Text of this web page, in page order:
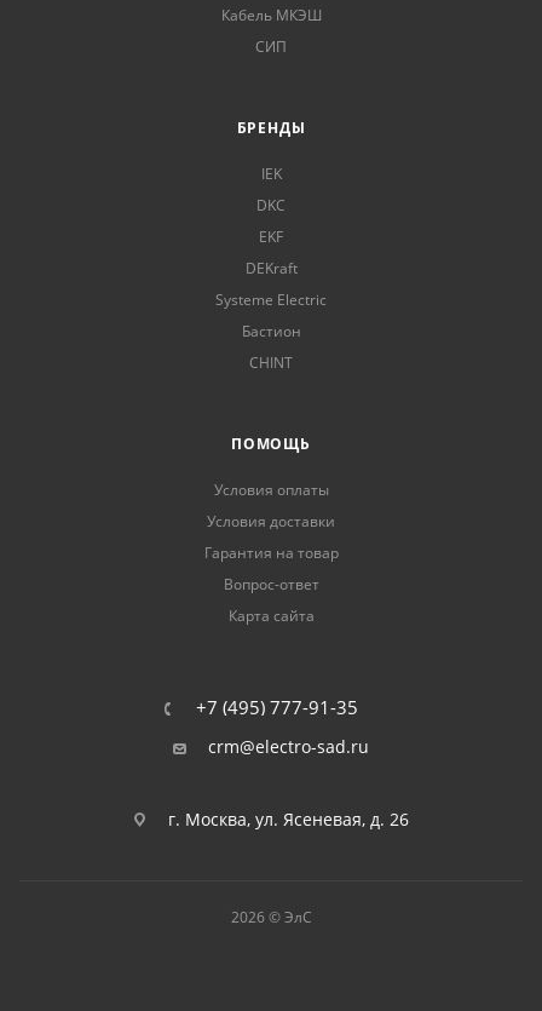
Кабель МКЭШ
СИП
БРЕНДЫ
IEK
DKC
EKF
DEKraft
Systeme Electric
Бастион
CHINT
ПОМОЩЬ
Условия оплаты
Условия доставки
Гарантия на товар
Вопрос-ответ
Карта сайта
+7 (495) 777-91-35
crm@electro-sad.ru
г. Москва, ул. Ясеневая, д. 26
2026 © ЭлС